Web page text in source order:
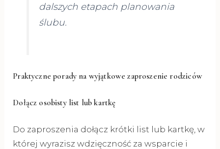
dalszych etapach planowania
ślubu.
Praktyczne porady na wyjątkowe zaproszenie rodziców
Dołącz osobisty list lub kartkę
Do zaproszenia dołącz krótki list lub kartkę, w
której wyrazisz wdzięczność za wsparcie i